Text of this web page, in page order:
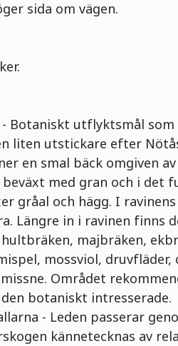
sida om vägen.
Botaniskt utflyktsmål som
liten utstickare efter
en smal bäck omgiven
med gran och i det
gråal och hägg. I
Längre in i ravinen finns
majbräken,
mossviol, druvfläder,
Området
botaniskt intresserade.
- Leden passerar
kännetecknas av